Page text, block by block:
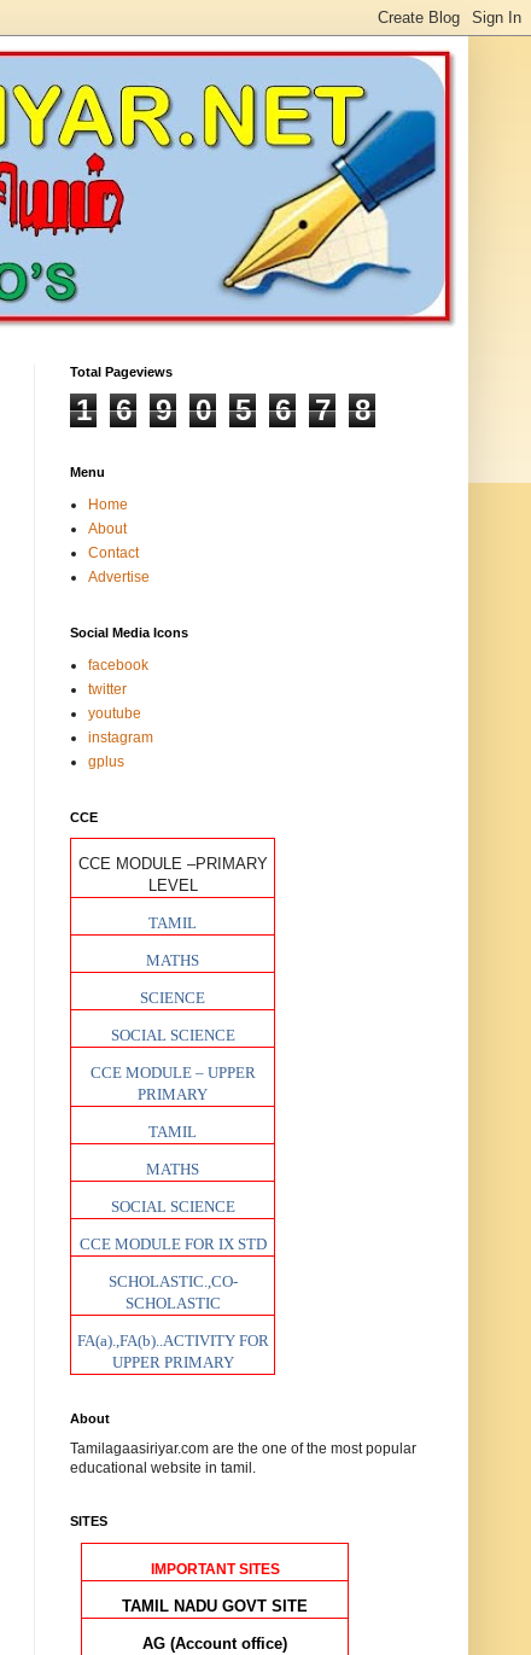
Total Pageviews
1 6 9 0 5 6 7 8
Menu
Home
About
Contact
Advertise
Social Media Icons
facebook
twitter
youtube
instagram
gplus
CCE
CCE MODULE –PRIMARY
LEVEL
TAMIL
MATHS
SCIENCE
SOCIAL SCIENCE
CCE MODULE – UPPER
PRIMARY
TAMIL
MATHS
SOCIAL SCIENCE
CCE MODULE FOR IX STD
SCHOLASTIC.,CO-
SCHOLASTIC
FA(a).,FA(b)..ACTIVITY FOR
UPPER PRIMARY
About
Tamilagaasiriyar.com are the one of the most popular
educational website in tamil.
SITES
IMPORTANT SITES
TAMIL NADU GOVT SITE
AG (Account office)